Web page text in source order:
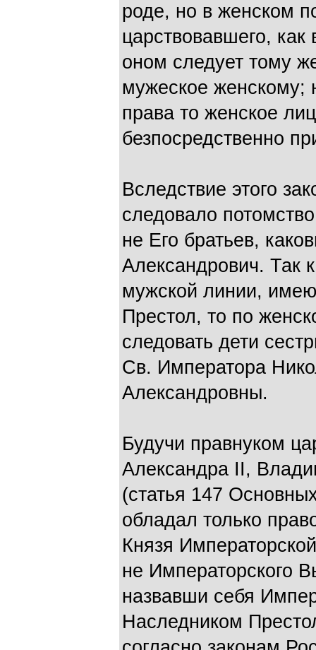
роде, но в женском
царствовавшего,
оном следует тому
мужеское женскому;
права то женское
безпосредственно
Вследствие этого
следовало
не Его братьев,
Александрович. Так
мужской линии,
Престол, то по
следовать дети
Св. Императора
Александровны.
Будучи правнуком
Александра II,
(статья 147
обладал только
Князя
не Императорского
назвавши себя
Наследником